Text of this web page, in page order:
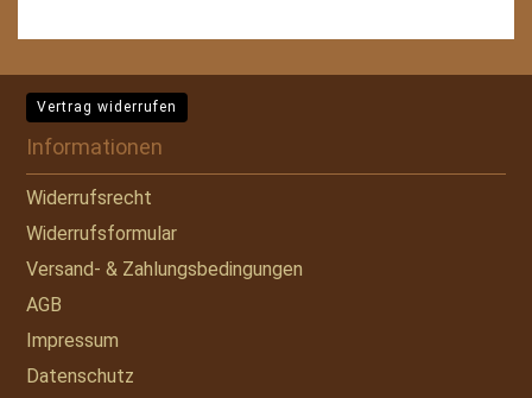
Vertrag widerrufen
Informationen
Widerrufsrecht
Widerrufsformular
Versand- & Zahlungsbedingungen
AGB
Impressum
Datenschutz